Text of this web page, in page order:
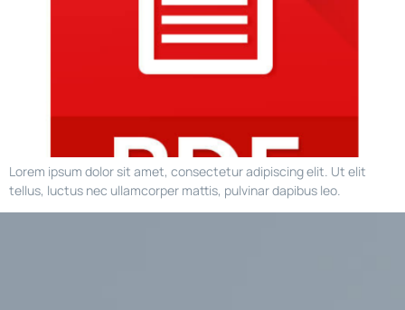
Lorem ipsum dolor sit amet, consectetur adipiscing elit. Ut elit
tellus, luctus nec ullamcorper mattis, pulvinar dapibus leo.